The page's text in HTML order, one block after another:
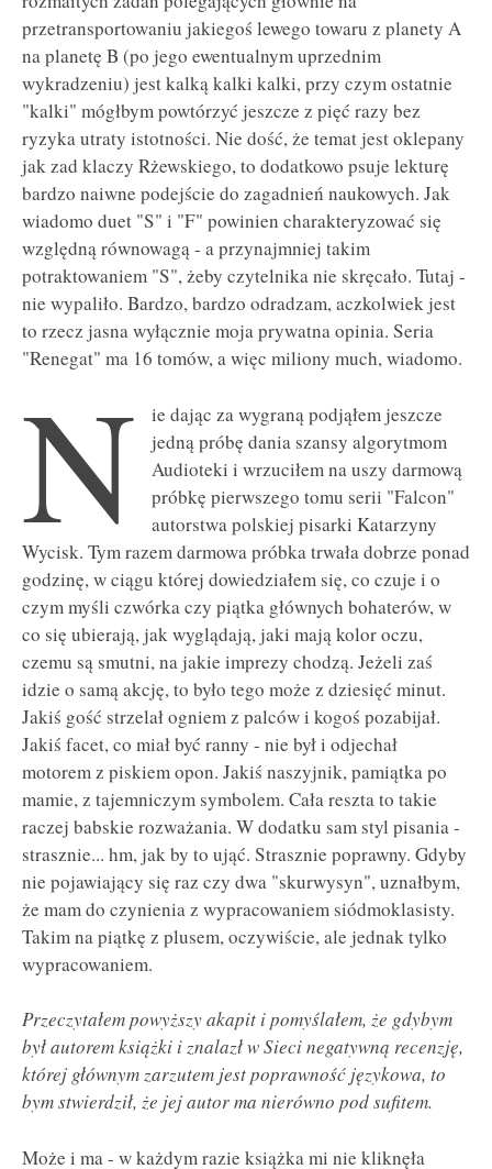
przetransportowaniu jakiegoś lewego towaru z planety A
na planetę B (po jego ewentualnym uprzednim
wykradzeniu) jest kalką kalki kalki, przy czym ostatnie
"kalki" mógłbym powtórzyć jeszcze z pięć razy bez
ryzyka utraty istotności. Nie dość, że temat jest oklepany
jak zad klaczy Rżewskiego, to dodatkowo psuje lekturę
bardzo naiwne podejście do zagadnień naukowych. Jak
wiadomo duet "S" i "F" powinien charakteryzować się
względną równowagą - a przynajmniej takim
potraktowaniem "S", żeby czytelnika nie skręcało. Tutaj -
nie wypaliło. Bardzo, bardzo odradzam, aczkolwiek jest
to rzecz jasna wyłącznie moja prywatna opinia. Seria
"Renegat" ma 16 tomów, a więc miliony much, wiadomo.
N
ie dając za wygraną podjąłem jeszcze
jedną próbę dania szansy algorytmom
Audioteki i wrzuciłem na uszy darmową
próbkę pierwszego tomu serii "Falcon"
autorstwa polskiej pisarki Katarzyny
Wycisk. Tym razem darmowa próbka trwała dobrze ponad
godzinę, w ciągu której dowiedziałem się, co czuje i o
czym myśli czwórka czy piątka głównych bohaterów, w
co się ubierają, jak wyglądają, jaki mają kolor oczu,
czemu są smutni, na jakie imprezy chodzą. Jeżeli zaś
idzie o samą akcję, to było tego może z dziesięć minut.
Jakiś gość strzelał ogniem z palców i kogoś pozabijał.
Jakiś facet, co miał być ranny - nie był i odjechał
motorem z piskiem opon. Jakiś naszyjnik, pamiątka po
mamie, z tajemniczym symbolem. Cała reszta to takie
raczej babskie rozważania. W dodatku sam styl pisania -
strasznie... hm, jak by to ująć. Strasznie poprawny. Gdyby
nie pojawiający się raz czy dwa "skurwysyn", uznałbym,
że mam do czynienia z wypracowaniem siódmoklasisty.
Takim na piątkę z plusem, oczywiście, ale jednak tylko
wypracowaniem.
Przeczytałem powyższy akapit i pomyślałem, że gdybym
był autorem książki i znalazł w Sieci negatywną recenzję,
której głównym zarzutem jest poprawność językowa, to
bym stwierdził, że jej autor ma nierówno pod sufitem.
Może i ma - w każdym razie książka mi nie kliknęła